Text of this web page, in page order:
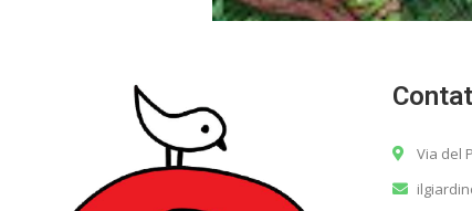
Via del